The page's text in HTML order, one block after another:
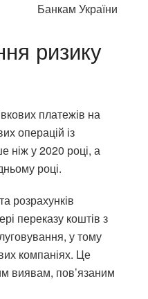
Банкам України
ризику
платежів на
операцій із
ніж у 2020 році, а
році.
розрахунків
переказу коштів з
у тому
компаніях. Це
виявам, пов’язаним